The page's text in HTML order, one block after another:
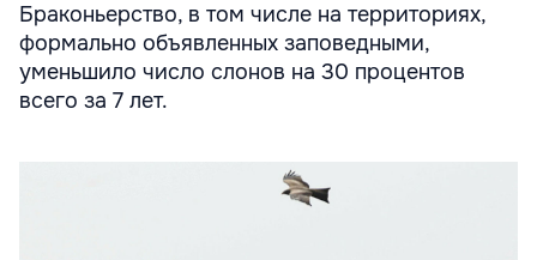
Браконьерство, в том числе на территориях,
формально объявленных заповедными,
уменьшило число слонов на 30 процентов
всего за 7 лет.